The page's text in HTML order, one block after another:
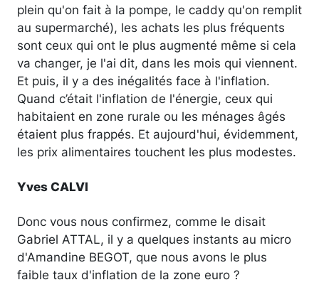
plein qu'on fait à la pompe, le caddy qu'on remplit
au supermarché), les achats les plus fréquents
sont ceux qui ont le plus augmenté même si cela
va changer, je l'ai dit, dans les mois qui viennent.
Et puis, il y a des inégalités face à l'inflation.
Quand c’était l'inflation de l'énergie, ceux qui
habitaient en zone rurale ou les ménages âgés
étaient plus frappés. Et aujourd'hui, évidemment,
les prix alimentaires touchent les plus modestes.
Yves CALVI
Donc vous nous confirmez, comme le disait
Gabriel ATTAL, il y a quelques instants au micro
d'Amandine BEGOT, que nous avons le plus
faible taux d'inflation de la zone euro ?